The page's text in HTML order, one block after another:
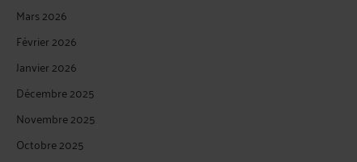
Mars 2026
Février 2026
Janvier 2026
Décembre 2025
Novembre 2025
Octobre 2025